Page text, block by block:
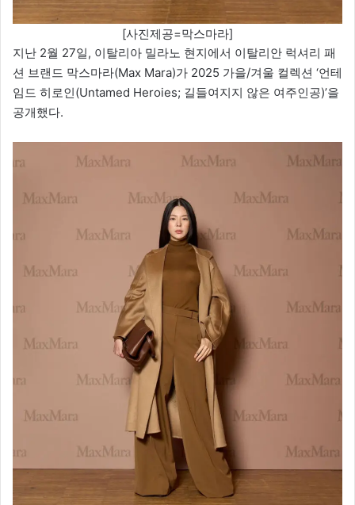
[사진제공=막스마라]
지난 2월 27일, 이탈리아 밀라노 현지에서 이탈리안 럭셔리 패
션 브랜드 막스마라(Max Mara)가 2025 가을/겨울 컬렉션 ‘언테
임드 히로인(Untamed Heroies; 길들여지지 않은 여주인공)’을
공개했다.